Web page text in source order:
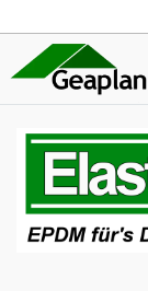
Rabatt auf